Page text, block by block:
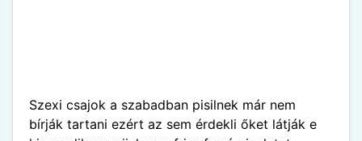
Szexi csajok a szabadban pisilnek már nem
bírják tartani ezért az sem érdekli őket látják e